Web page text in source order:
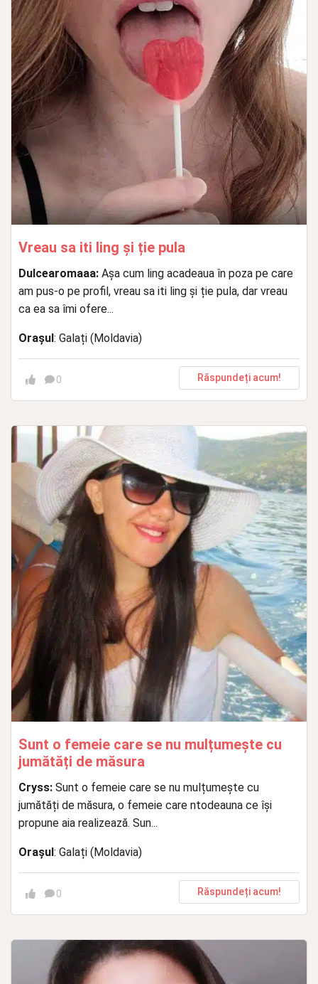
Vreau sa iti ling și ție pula
Dulcearomaaa: Așa cum ling acadeaua în poza pe care
am pus-o pe profil, vreau sa iti ling și ție pula, dar vreau
ca ea sa îmi ofere...
Orașul: Galați (Moldavia)
0 Răspundeți acum!
Sunt o femeie care se nu mulțumește cu
jumătăți de măsura
Cryss: Sunt o femeie care se nu mulțumește cu
jumătăți de măsura, o femeie care ntodeauna ce își
propune aia realizează. Sun...
Orașul: Galați (Moldavia)
0 Răspundeți acum!